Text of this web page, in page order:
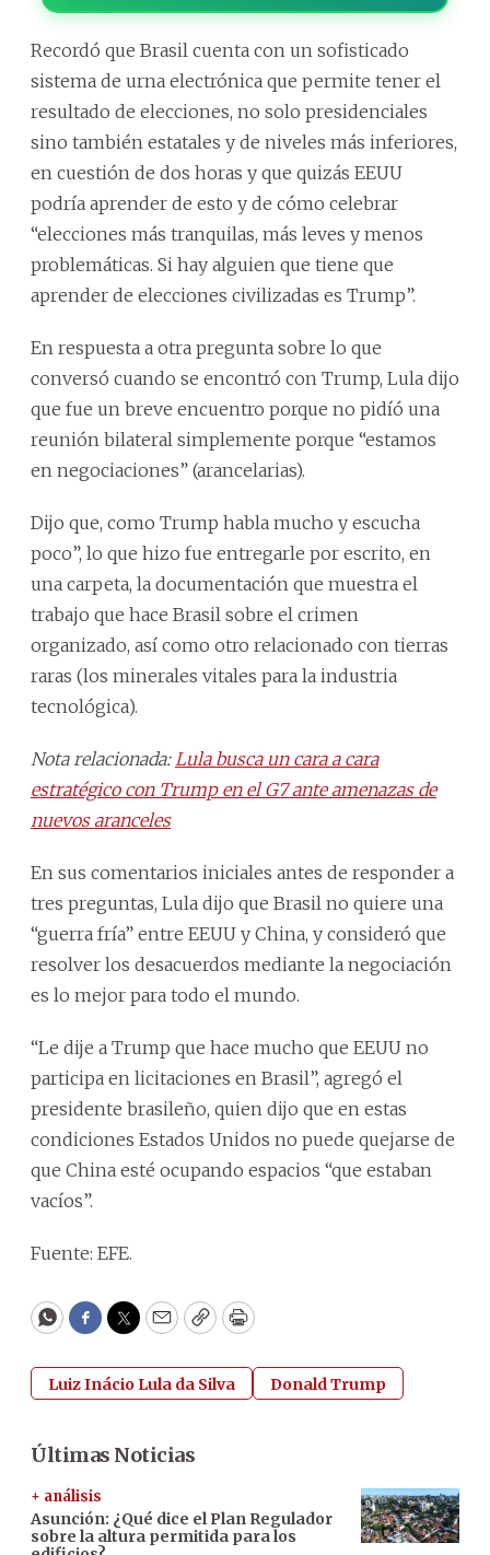
Recordó que Brasil cuenta con un sofisticado
sistema de urna electrónica que permite tener el
resultado de elecciones, no solo presidenciales
sino también estatales y de niveles más inferiores,
en cuestión de dos horas y que quizás EEUU
podría aprender de esto y de cómo celebrar
“elecciones más tranquilas, más leves y menos
problemáticas. Si hay alguien que tiene que
aprender de elecciones civilizadas es Trump”.
En respuesta a otra pregunta sobre lo que
conversó cuando se encontró con Trump, Lula dijo
que fue un breve encuentro porque no pidíó una
reunión bilateral simplemente porque “estamos
en negociaciones” (arancelarias).
Dijo que, como Trump habla mucho y escucha
poco”, lo que hizo fue entregarle por escrito, en
una carpeta, la documentación que muestra el
trabajo que hace Brasil sobre el crimen
organizado, así como otro relacionado con tierras
raras (los minerales vitales para la industria
tecnológica).
Nota relacionada: Lula busca un cara a cara
estratégico con Trump en el G7 ante amenazas de
nuevos aranceles
En sus comentarios iniciales antes de responder a
tres preguntas, Lula dijo que Brasil no quiere una
“guerra fría” entre EEUU y China, y consideró que
resolver los desacuerdos mediante la negociación
es lo mejor para todo el mundo.
“Le dije a Trump que hace mucho que EEUU no
participa en licitaciones en Brasil”, agregó el
presidente brasileño, quien dijo que en estas
condiciones Estados Unidos no puede quejarse de
que China esté ocupando espacios “que estaban
vacíos”.
Fuente: EFE.
WhatsApp
Facebook
Twitter
EmailCopyPrint
Luiz Inácio Lula da Silva Donald Trump
Últimas Noticias
+ análisis
Asunción: ¿Qué dice el Plan Regulador
sobre la altura permitida para los